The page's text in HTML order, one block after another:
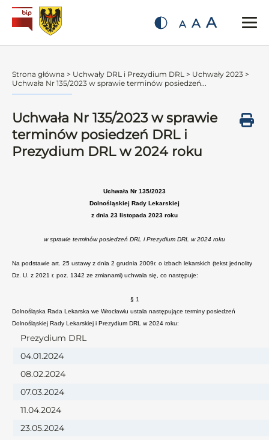
A A A
Strona główna > Uchwały DRL i Prezydium DRL > Uchwały 2023 >
Uchwała Nr 135/2023 w sprawie terminów posiedzeń...
Uchwała Nr 135/2023 w sprawie
terminów posiedzeń DRL i
Prezydium DRL w 2024 roku
Uchwała Nr 135/2023
Dolnośląskiej Rady Lekarskiej
z dnia 23 listopada 2023 roku
w sprawie terminów posiedzeń DRL i Prezydium DRL w 2024 roku
Na podstawie art. 25 ustawy z dnia 2 grudnia 2009r. o izbach lekarskich (tekst jednolity
Dz. U. z 2021 r. poz. 1342 ze zmianami) uchwala się, co następuje:
§ 1
Dolnośląska Rada Lekarska we Wrocławiu ustala następujące terminy posiedzeń
Dolnośląskiej Rady Lekarskiej i Prezydium DRL w 2024 roku:
Prezydium DRL
04.01.2024
08.02.2024
07.03.2024
11.04.2024
23.05.2024